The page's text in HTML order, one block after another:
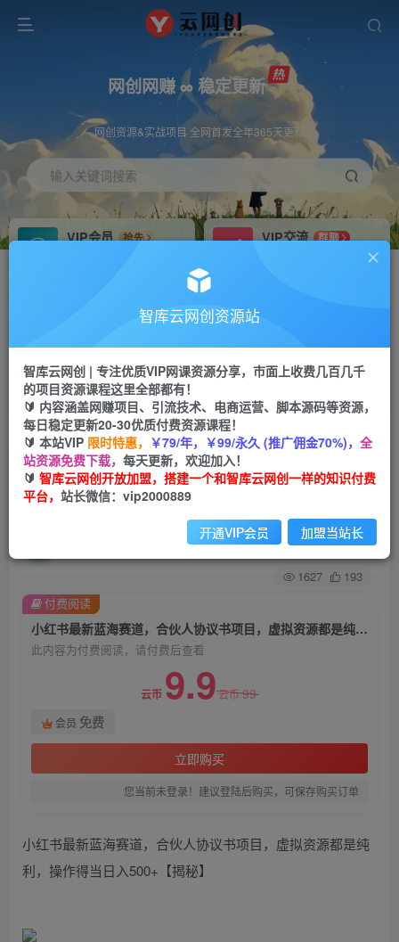
网创网赚 ∞ 稳定更新
网创资源&实战项目 全网首发全年365天更新
输入关键词搜索
VIP会员
抢先
VIP交流
群聊
研究探讨更多创业项目路子。
会员专属推广链接
网赚网创 项目
365天稳定跟新
APP下载
GO
首页 创业课程 会员免费 正文
小红书最新蓝海赛道，合伙人协议书项目，虚拟资
源都是纯利，操作得当日入500+【揭秘】
关注 私信
1627 193
小红书最新蓝海赛道，合伙人协议书项目，虚拟资源都是纯利，操作得当日入500+【揭秘】
此内容为付费阅读，请付费后查看
云币 9.9云币99
会员 免费
立即购买
您当前未登录！建议登陆后购买，可保存购买订单
付费阅读
小红书最新蓝海赛道，合伙人协议书项目，虚拟资源都是纯
利，操作得当日入500+【揭秘】
智库云网创资源站
智库云网创 | 专注优质VIP网课资源分享，市面上收费几百几千
的项目资源课程这里全部都有！
🔰 内容涵盖网赚项目、引流技术、电商运营、脚本源码等资源，
每日稳定更新20-30优质付费资源课程！
🔰 本站VIP 限时特惠， ￥79/年，￥99/永久 (推广佣金70%)， 全
站资源免费下载， 每天更新，欢迎加入！
🔰 智库云网创开放加盟，搭建一个和智库云网创一样的知识付费
平台， 站长微信：vip2000889
开通VIP会员 加盟当站长